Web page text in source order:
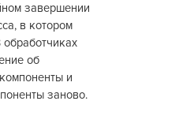
завершении
в котором
об
и
заново.